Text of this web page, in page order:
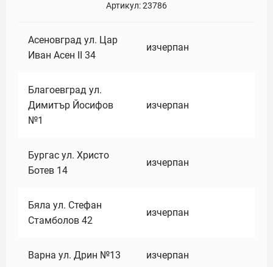
Артикул:23786
Асеновград ул. Цар
Иван Асен II 34
изчерпан
Благоевград ул.
Димитър Йосифов
№1
изчерпан
Бургас ул. Христо
Ботев 14
изчерпан
Бяла ул. Стефан
Стамболов 42
изчерпан
Варна ул. Дрин №13 изчерпан